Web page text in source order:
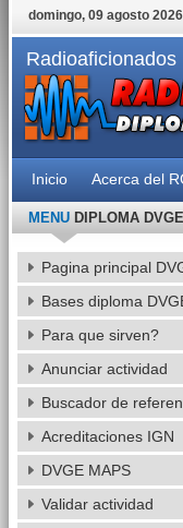
domingo, 09 agosto 2026
Radioaficionados
Inicio Acerca del
MENUDIPLOMA DVGE
Pagina principal
Bases diploma
Para que sirven?
Anunciar actividad
Buscador de
Acreditaciones IGN
DVGE MAPS
Validar actividad